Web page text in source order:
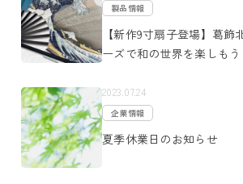
製品情報
【新作9寸扇子登場】葛飾
ーズで和の世界を楽しもう
2023.07.24
企業情報
夏季休業日のお知らせ